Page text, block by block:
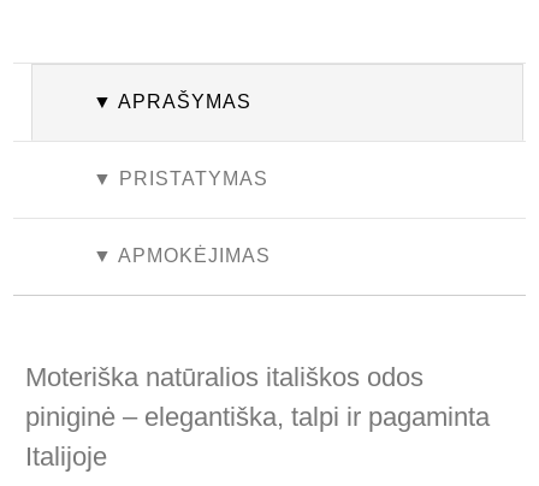
▼ APRAŠYMAS
▼ PRISTATYMAS
▼ APMOKĖJIMAS
Moteriška natūralios itališkos odos
piniginė – elegantiška, talpi ir pagaminta
Italijoje